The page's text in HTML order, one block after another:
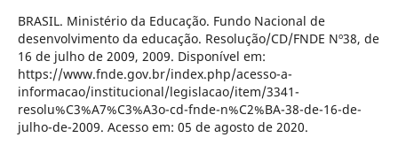
BRASIL. Ministério da Educação. Fundo Nacional de
desenvolvimento da educação. Resolução/CD/FNDE Nº38, de
16 de julho de 2009, 2009. Disponível em:
https://www.fnde.gov.br/index.php/acesso-a-
informacao/institucional/legislacao/item/3341-
resolu%C3%A7%C3%A3o-cd-fnde-n%C2%BA-38-de-16-de-
julho-de-2009. Acesso em: 05 de agosto de 2020.